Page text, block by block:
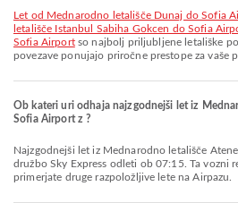
let od Mednarodno letališče Dunaj do Sofia
letališče Istanbul Sabiha Gokcen do Sofia
Sofia Airportso najbolj priljubljene letališke
povezave ponujajo priročne prestope za vaše
Ob kateri uri odhaja najzgodnejši let iz
Sofia Airport z ?
Najzgodnejši let iz Mednarodno letališče Atene v Sofia Airport z letalsko
družbo Sky Express odleti ob 07:15. Ta vozni
primerjate druge razpoložljive lete na Airpazu.